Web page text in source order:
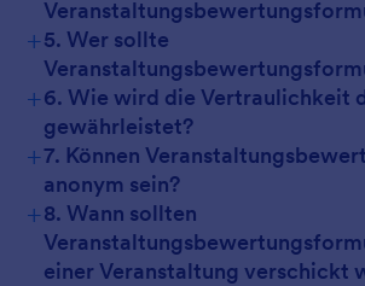
+5. Wer sollte
+6. Wie wird die Vertraulichkeit
gewährleistet?
+7. Können
anonym sein?
+8. Wann sollten
einer Veranstaltung verschickt